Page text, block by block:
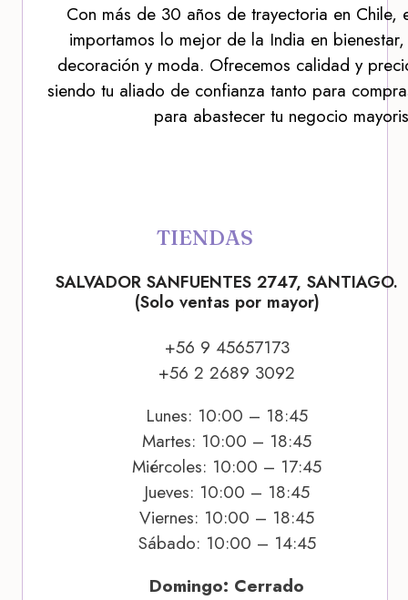
Con más de 30 años de trayectoria en Chile,
importamos lo mejor de la India en
decoración y moda. Ofrecemos calidad y
siendo tu aliado de confianza tanto para
para abastecer tu negocio
TIENDAS
SALVADOR SANFUENTES 2747, SANTIAGO.
(Solo ventas por mayor)
+56 9 45657173
+56 2 2689 3092
Lunes: 10:00 – 18:45
Martes: 10:00 – 18:45
Miércoles: 10:00 – 17:45
Jueves: 10:00 – 18:45
Viernes: 10:00 – 18:45
Sábado: 10:00 – 14:45
Domingo: Cerrado